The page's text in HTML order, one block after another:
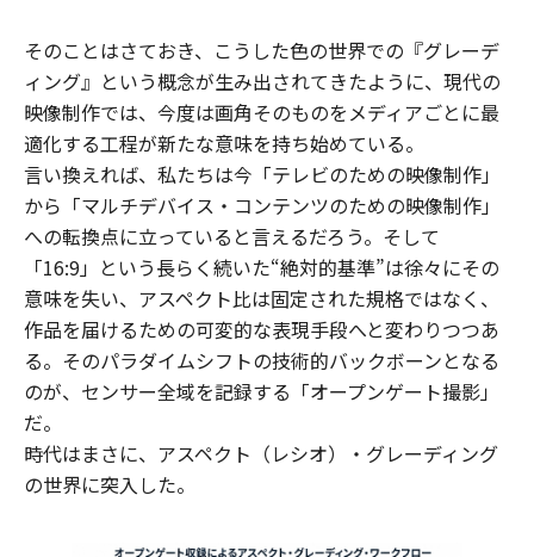
そのことはさておき、こうした色の世界での『グレーデ
ィング』という概念が生み出されてきたように、現代の
映像制作では、今度は画角そのものをメディアごとに最
適化する工程が新たな意味を持ち始めている。
言い換えれば、私たちは今「テレビのための映像制作」
から「マルチデバイス・コンテンツのための映像制作」
への転換点に立っていると言えるだろう。そして
「16:9」という長らく続いた“絶対的基準”は徐々にその
意味を失い、アスペクト比は固定された規格ではなく、
作品を届けるための可変的な表現手段へと変わりつつあ
る。そのパラダイムシフトの技術的バックボーンとなる
のが、センサー全域を記録する「オープンゲート撮影」
だ。
時代はまさに、アスペクト（レシオ）・グレーディング
の世界に突入した。